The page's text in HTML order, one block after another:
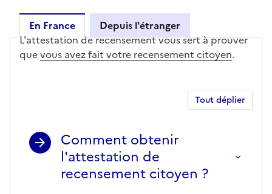
En France Depuis l'étranger
En France
L'attestation de recensement vous sert à prouver
quevous avez fait votre recensement citoyen.
Tout déplier
Comment obtenir
l'attestation de
recensement citoyen ?